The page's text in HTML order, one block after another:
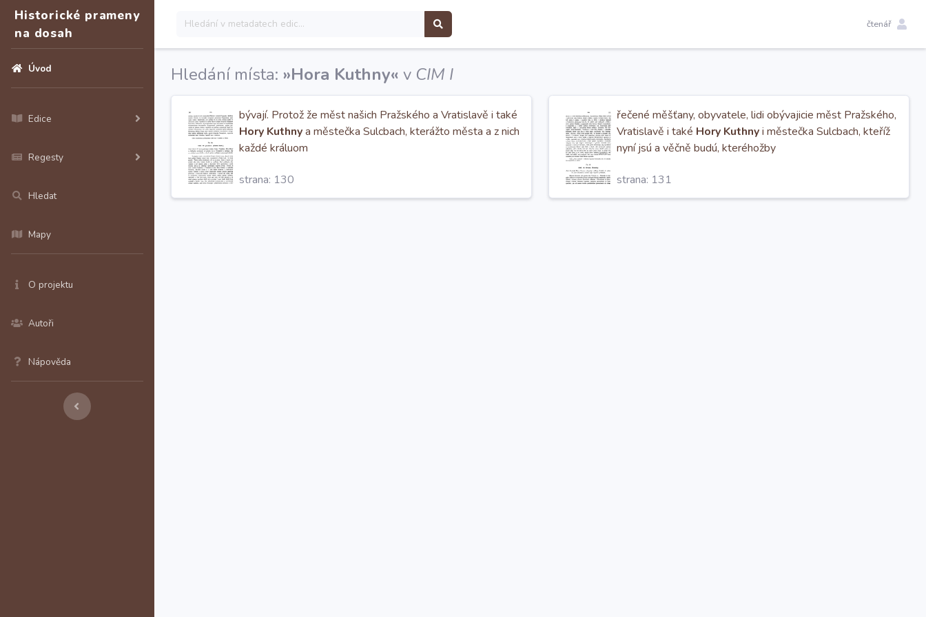
Historické prameny
na dosah
Úvod
Edice
Regesty
Hledat
Mapy
O projektu
Autoři
Nápověda
čtenář
Hledání místa: »Hora Kuthny« v CIM I
bývají. Protož že měst našich Pražského a Vratislavě i také
Hory Kuthnya městečka Sulcbach, kterážto města a z nich
každé králuom
strana: 130
řečené měšťany, obyvatele, lidi obývajicie měst Pražského,
Vratislavě i také Hory Kuthnyi městečka Sulcbach, kteříž
nyní jsú a věčně budú, kteréhožby
strana: 131